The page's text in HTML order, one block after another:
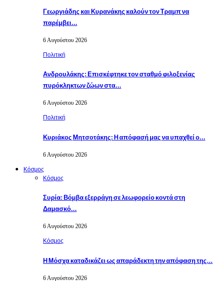
Γεωργιάδης και Κυρανάκης καλούν τον Τραμπ να
παρέμβει…
6 Αυγούστου 2026
Πολιτική
Ανδρουλάκης: Επισκέφτηκε τον σταθμό φιλοξενίας
πυρόκληκτων ζώων στα…
6 Αυγούστου 2026
Πολιτική
Κυριάκος Μητσοτάκης: Η απόφασή μας να υπαχθεί ο…
6 Αυγούστου 2026
Κόσμος
Κόσμος
Συρία: Βόμβα εξερράγη σε λεωφορείο κοντά στη
Δαμασκό…
6 Αυγούστου 2026
Κόσμος
Η Μόσχα καταδικάζει ως απαράδεκτη την απόφαση της…
6 Αυγούστου 2026